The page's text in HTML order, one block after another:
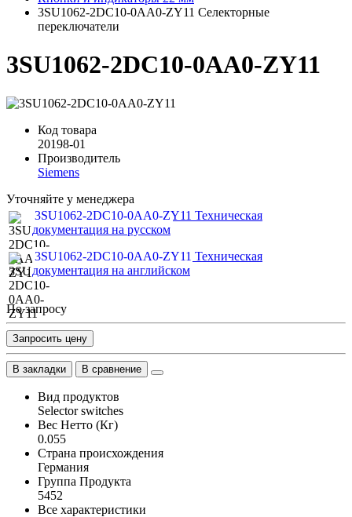
3SU1062-2DC10-0AA0-ZY11 Селекторные
переключатели
3SU1062-2DC10-0AA0-ZY11
Код товара
20198-01
Производитель
Siemens
Уточняйте у менеджера
3SU1062-2DC10-0AA0-ZY11 Техническая
документация на русском
3SU1062-2DC10-0AA0-ZY11 Техническая
документация на английском
По запросу
Запросить цену
В закладки В сравнение
Вид продуктов
Selector switches
Вес Нетто (Кг)
0.055
Страна происхождения
Германия
Группа Продукта
5452
Все характеристики